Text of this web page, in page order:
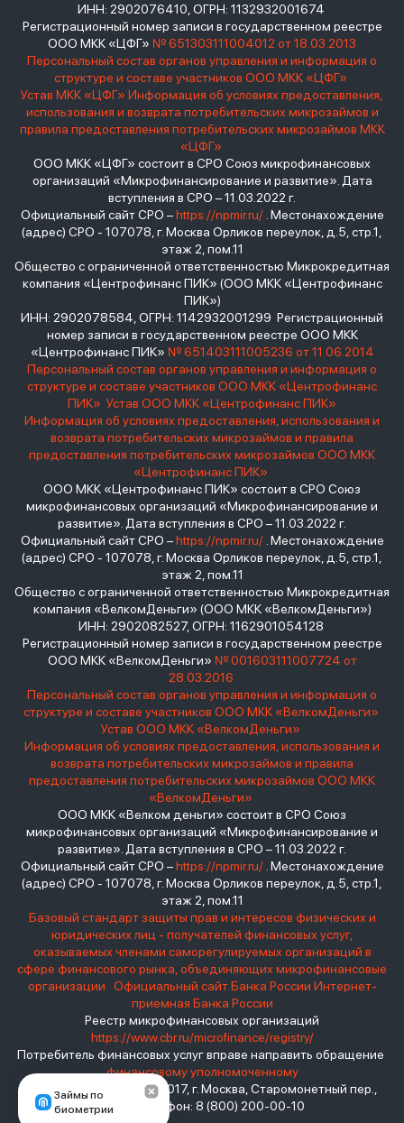
Займы по
биометрии
ИНН: 2902076410, ОГРН: 1132932001674
Регистрационный номер записи в государственном реестре
ООО МКК «ЦФГ» № 651303111004012 от 18.03.2013
Персональный состав органов управления и информация о
структуре и составе участников ООО МКК «ЦФГ»
Устав МКК «ЦФГ» Информация об условиях предоставления,
использования и возврата потребительских микрозаймов и
правила предоставления потребительских микрозаймов МКК
«ЦФГ»
ООО МКК «ЦФГ» состоит в СРО Союз микрофинансовых
организаций «Микрофинансирование и развитие». Дата
вступления в СРО – 11.03.2022 г.
Официальный сайт СРО –https://npmir.ru/. Местонахождение
(адрес) СРО - 107078, г. Москва Орликов переулок, д.5, стр.1,
этаж 2, пом.11
Общество с ограниченной ответственностью Микрокредитная
компания «Центрофинанс ПИК» (ООО МКК «Центрофинанс
ПИК»)
ИНН: 2902078584, ОГРН: 1142932001299 Регистрационный
номер записи в государственном реестре ООО МКК
«Центрофинанс ПИК» № 651403111005236 от 11.06.2014
Персональный состав органов управления и информация о
структуре и составе участников ООО МКК «Центрофинанс
ПИК» Устав ООО МКК «Центрофинанс ПИК»
Информация об условиях предоставления, использования и
возврата потребительских микрозаймов и правила
предоставления потребительских микрозаймов ООО МКК
«Центрофинанс ПИК»
ООО МКК «Центрофинанс ПИК» состоит в СРО Союз
микрофинансовых организаций «Микрофинансирование и
развитие». Дата вступления в СРО – 11.03.2022 г.
Официальный сайт СРО –https://npmir.ru/. Местонахождение
(адрес) СРО - 107078, г. Москва Орликов переулок, д.5, стр.1,
этаж 2, пом.11
Общество с ограниченной ответственностью Микрокредитная
компания «ВелкомДеньги» (ООО МКК «ВелкомДеньги»)
ИНН: 2902082527, ОГРН: 1162901054128
Регистрационный номер записи в государственном реестре
ООО МКК «ВелкомДеньги» № 001603111007724 от
28.03.2016
Персональный состав органов управления и информация о
структуре и составе участников ООО МКК «ВелкомДеньги»
Устав ООО МКК «ВелкомДеньги»
Информация об условиях предоставления, использования и
возврата потребительских микрозаймов и правила
предоставления потребительских микрозаймов ООО МКК
«ВелкомДеньги»
ООО МКК «Велком деньги» состоит в СРО Союз
микрофинансовых организаций «Микрофинансирование и
развитие». Дата вступления в СРО – 11.03.2022 г.
Официальный сайт СРО –https://npmir.ru/. Местонахождение
(адрес) СРО - 107078, г. Москва Орликов переулок, д.5, стр.1,
этаж 2, пом.11
Базовый стандарт защиты прав и интересов физических и
юридических лиц - получателей финансовых услуг,
оказываемых членами саморегулируемых организаций в
сфере финансового рынка, объединяющих микрофинансовые
организации
Официальный сайт Банка России Интернет-
приемная Банка России
Реестр микрофинансовых организаций
https://www.cbr.ru/microfinance/registry/
Потребитель финансовых услуг вправе направить обращение
финансовому уполномоченному
Место нахождения: 119017, г. Москва, Старомонетный пер.,
дом 3 Телефон: 8 (800) 200-00-10